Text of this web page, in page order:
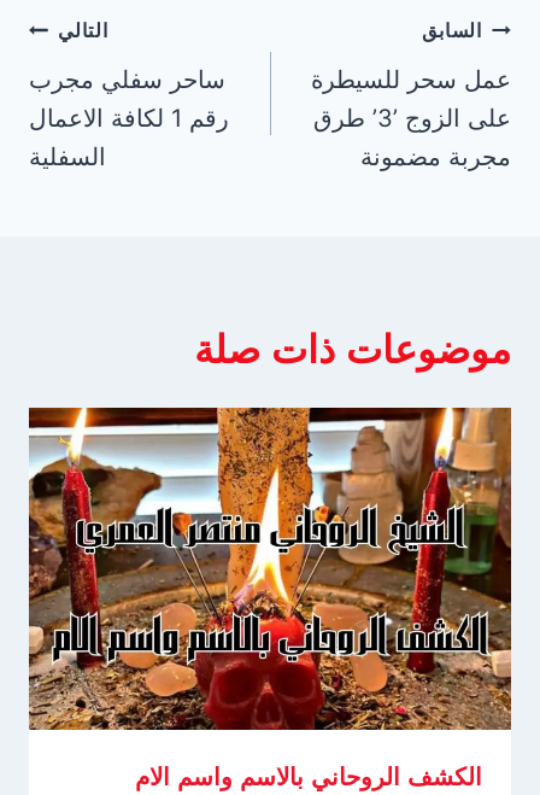
تصفّح
المقالات
السابق
عمل سحر للسيطرة
على الزوج ’3’ طرق
مجربة مضمونة
التالي
ساحر سفلي مجرب
رقم 1 لكافة الاعمال
السفلية
موضوعات ذات صلة
الكشف الروحاني بالاسم واسم الام